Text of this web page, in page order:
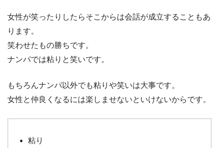
女性が笑ったりしたらそこからは会話が成立することもあ
ります。
笑わせたもの勝ちです。
ナンパでは粘りと笑いです。
もちろんナンパ以外でも粘りや笑いは大事です。
女性と仲良くなるには楽しませないといけないからです。
粘り